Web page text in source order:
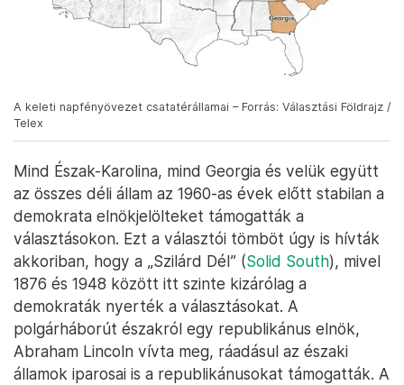
A keleti napfényövezet csatatérállamai – Forrás: Választási Földrajz /
Telex
Mind Észak-Karolina, mind Georgia és velük együtt
az összes déli állam az 1960-as évek előtt stabilan a
demokrata elnökjelölteket támogatták a
választásokon. Ezt a választói tömböt úgy is hívták
akkoriban, hogy a „Szilárd Dél” (Solid South), mivel
1876 és 1948 között itt szinte kizárólag a
demokraták nyerték a választásokat. A
polgárháborút északról egy republikánus elnök,
Abraham Lincoln vívta meg, ráadásul az északi
államok iparosai is a republikánusokat támogatták. A